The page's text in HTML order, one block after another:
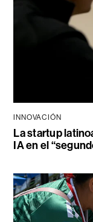
INNOVACIÓN
La startup
IA en el